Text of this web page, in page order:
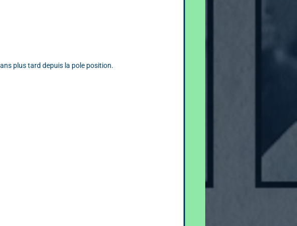
plus tard depuis la pole position.